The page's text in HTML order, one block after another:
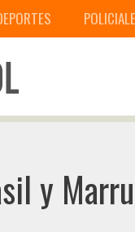
y